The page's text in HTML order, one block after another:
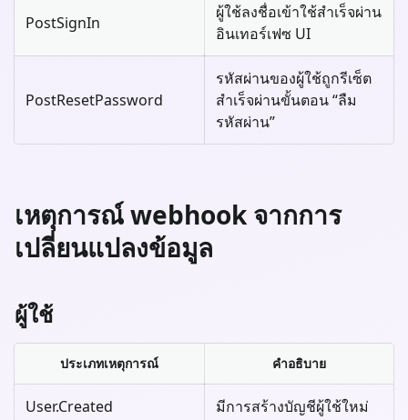
PostSignIn
ผู้ใช้ลงชื่อเข้าใช้สำเร็จผ่าน
อินเทอร์เฟซ UI
PostResetPassword
รหัสผ่านของผู้ใช้ถูกรีเซ็ต
สำเร็จผ่านขั้นตอน “ลืม
รหัสผ่าน”
เหตุการณ์ webhook จากการ
เปลี่ยนแปลงข้อมูล
ผู้ใช้
ประเภทเหตุการณ์ คำอธิบาย
User.Created มีการสร้างบัญชีผู้ใช้ใหม่